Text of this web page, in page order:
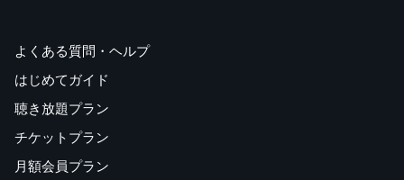
よくある質問・ヘルプ
はじめてガイド
聴き放題プラン
チケットプラン
月額会員プラン